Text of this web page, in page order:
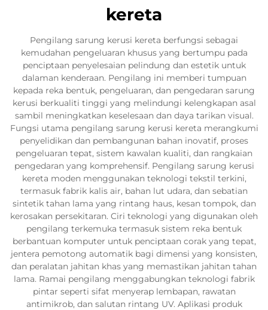
kereta
Pengilang sarung kerusi kereta berfungsi sebagai
kemudahan pengeluaran khusus yang bertumpu pada
penciptaan penyelesaian pelindung dan estetik untuk
dalaman kenderaan. Pengilang ini memberi tumpuan
kepada reka bentuk, pengeluaran, dan pengedaran sarung
kerusi berkualiti tinggi yang melindungi kelengkapan asal
sambil meningkatkan keselesaan dan daya tarikan visual.
Fungsi utama pengilang sarung kerusi kereta merangkumi
penyelidikan dan pembangunan bahan inovatif, proses
pengeluaran tepat, sistem kawalan kualiti, dan rangkaian
pengedaran yang komprehensif. Pengilang sarung kerusi
kereta moden menggunakan teknologi tekstil terkini,
termasuk fabrik kalis air, bahan lut udara, dan sebatian
sintetik tahan lama yang rintang haus, kesan tompok, dan
kerosakan persekitaran. Ciri teknologi yang digunakan oleh
pengilang terkemuka termasuk sistem reka bentuk
berbantuan komputer untuk penciptaan corak yang tepat,
jentera pemotong automatik bagi dimensi yang konsisten,
dan peralatan jahitan khas yang memastikan jahitan tahan
lama. Ramai pengilang menggabungkan teknologi fabrik
pintar seperti sifat menyerap lembapan, rawatan
antimikrob, dan salutan rintang UV. Aplikasi produk